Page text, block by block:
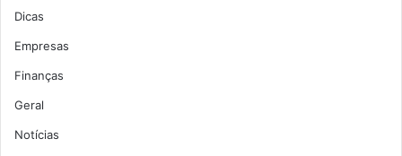
Dicas
Empresas
Finanças
Geral
Notícias